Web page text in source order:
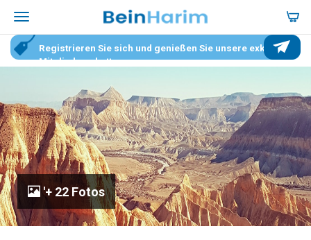
Registrieren Sie sich und genießen Sie unsere exklusiven
Mitgliederrabatte.
'+ 22 Fotos